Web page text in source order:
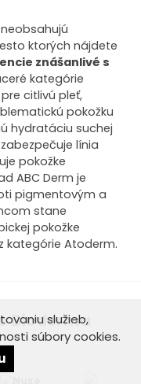
ktorých nájdete
znášanlivé s
kategórie
citlivú pleť,
pokožku
hydratáciu suchej
línia
pokožke
ABC Derm je
pigmentovým a
stane
pokožke
kategórie Atoderm.
Bioderma
služieb,
súbory cookies.